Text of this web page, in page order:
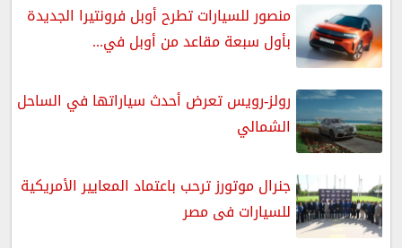
منصور للسيارات تطرح أوبل فرونتيرا الجديدة
بأول سبعة مقاعد من أوبل في...
رولز-رويس تعرض أحدث سياراتها في الساحل
الشمالي
جنرال موتورز ترحب باعتماد المعايير الأمريكية
للسيارات فى مصر